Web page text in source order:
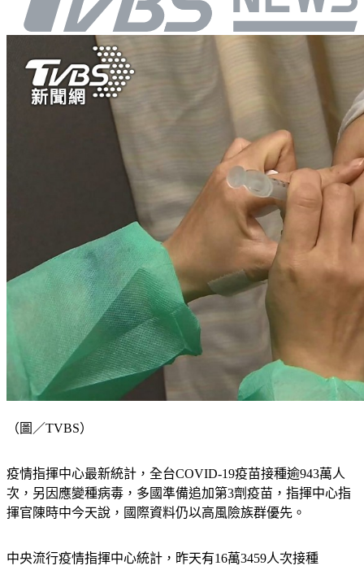
疫情指揮中心最新統計，全台COVID-19疫苗接種逾943萬人
次，另因應變種病毒，多國準備追加第3劑疫苗，指揮中心指